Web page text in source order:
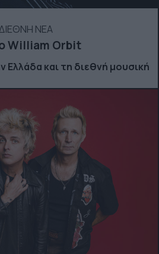
ΝΕΑ
William Orbit
Ελλάδα και τη διεθνή μουσική